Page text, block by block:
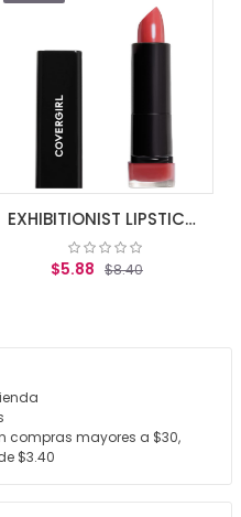
EXHIBITIONIST LIPSTICK HOT
AGREGAR AL
compras mayores a $30,
$3.40